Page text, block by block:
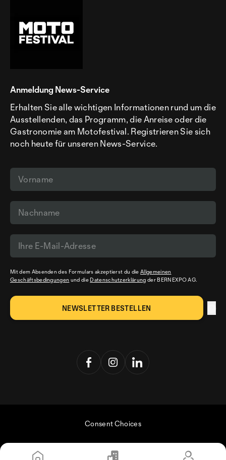
Anmeldung News-Service
Erhalten Sie alle wichtigen Informationen rund um die
Ausstellenden, das Programm, die Anreise oder die
Gastronomie am Motofestival. Registrieren Sie sich
noch heute für unseren News-Service.
Mit dem Absenden des Formulars akzeptierst du dieAllgemeinen
Geschäftsbedingungen und die Datenschutzerklärung der BERNEXPO AG.
Consent Choices